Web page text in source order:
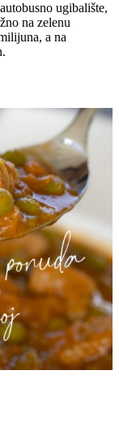
ugibalište,
na zelenu
a na